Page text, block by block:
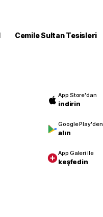
Cemile Sultan Tesisleri
App Store'dan
indirin
Google Play'den
alın
App Galeri ile
keşfedin